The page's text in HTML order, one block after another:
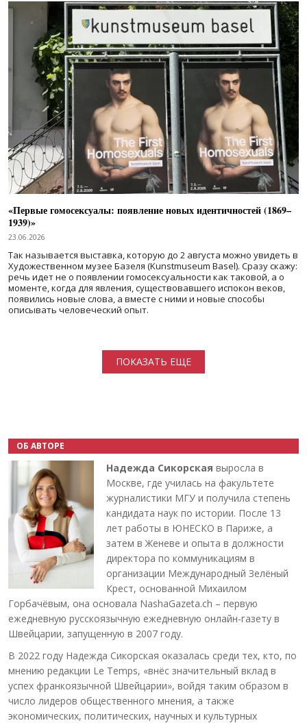
«Первые гомосексуалы: появление новых идентичностей (1869–
1939)»
23.06.2026
Так называется выставка, которую до 2 августа можно увидеть в
Художественном музее Базеля (Kunstmuseum Basel). Сразу скажу:
речь идет не о появлении гомосексуальности как таковой, а о
моменте, когда для явления, существовавшего испокон веков,
появились новые слова, а вместе с ними и новые способы
описывать человеческий опыт.
ПОКАЗАТЬ ЕЩЕ
ОБ АВТОРЕ
Надежда Сикорская выросла в
Москве, где училась на факультете
журналистики МГУ и получила степень
кандидата наук по истории. После 13
лет работы в ЮНЕСКО в Париже, а
затем в Женеве и опыта в должности
директора по коммуникациям в
организации Международный Зелёный
Крест, основанной Михаилом
Горбачёвым, она основала NashaGazeta.ch – первую
ежедневную русскоязычную ежедневную онлайн-газету в
Швейцарии, запущенную в 2007 году.
В 2022 году Надежда Сикорская оказалась среди тех, кто, по
мнению редакции Le Temps, «внёс значительный вклад в
успех франкоязычной Швейцарии», войдя таким образом в
число лидеров общественного мнения, а также
экономических, политических, научных и культурных